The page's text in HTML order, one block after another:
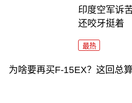
印度空军诉
还咬牙挺着
最热
为啥要再买F-15EX？这回总